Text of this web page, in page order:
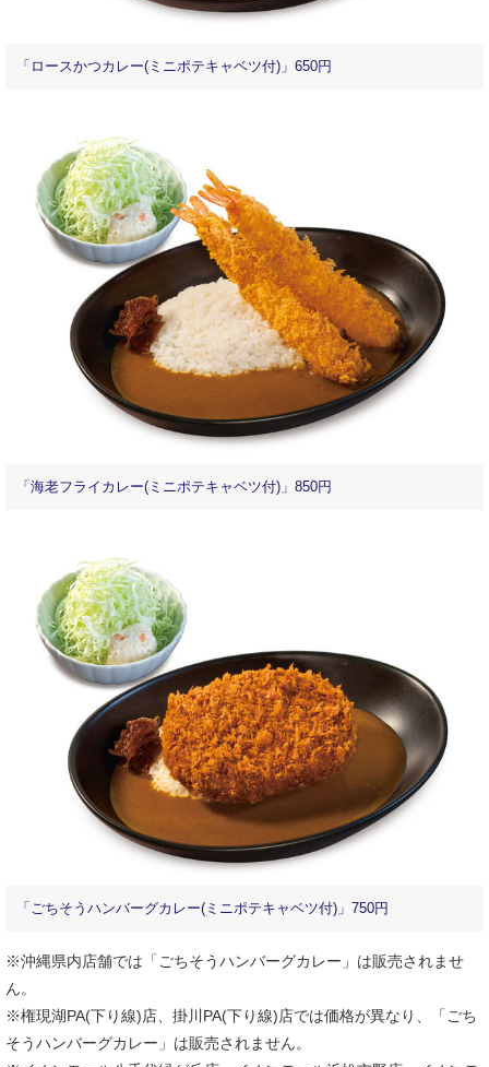
「ロースかつカレー(ミニポテキャベツ付)」650円
「海老フライカレー(ミニポテキャベツ付)」850円
「ごちそうハンバーグカレー(ミニポテキャベツ付)」750円
※沖縄県内店舗では「ごちそうハンバーグカレー」は販売されませ
ん。
※権現湖PA(下り線)店、掛川PA(下り線)店では価格が異なり、「ごち
そうハンバーグカレー」は販売されません。